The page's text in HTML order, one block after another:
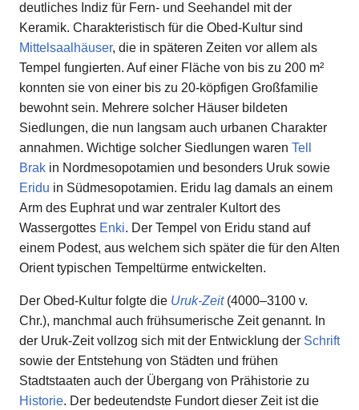
deutliches Indiz für Fern- und Seehandel mit der
Keramik. Charakteristisch für die Obed-Kultur sind
Mittelsaalhäuser, die in späteren Zeiten vor allem als
Tempel fungierten. Auf einer Fläche von bis zu 200 m²
konnten sie von einer bis zu 20-köpfigen Großfamilie
bewohnt sein. Mehrere solcher Häuser bildeten
Siedlungen, die nun langsam auch urbanen Charakter
annahmen. Wichtige solcher Siedlungen waren Tell
Brak in Nordmesopotamien und besonders Uruk sowie
Eridu in Südmesopotamien. Eridu lag damals an einem
Arm des Euphrat und war zentraler Kultort des
Wassergottes Enki. Der Tempel von Eridu stand auf
einem Podest, aus welchem sich später die für den Alten
Orient typischen Tempeltürme entwickelten.
Der Obed-Kultur folgte die Uruk-Zeit(4000–3100 v.
Chr.), manchmal auch frühsumerische Zeit genannt. In
der Uruk-Zeit vollzog sich mit der Entwicklung der Schrift
sowie der Entstehung von Städten und frühen
Stadtstaaten auch der Übergang von Prähistorie zu
Historie. Der bedeutendste Fundort dieser Zeit ist die